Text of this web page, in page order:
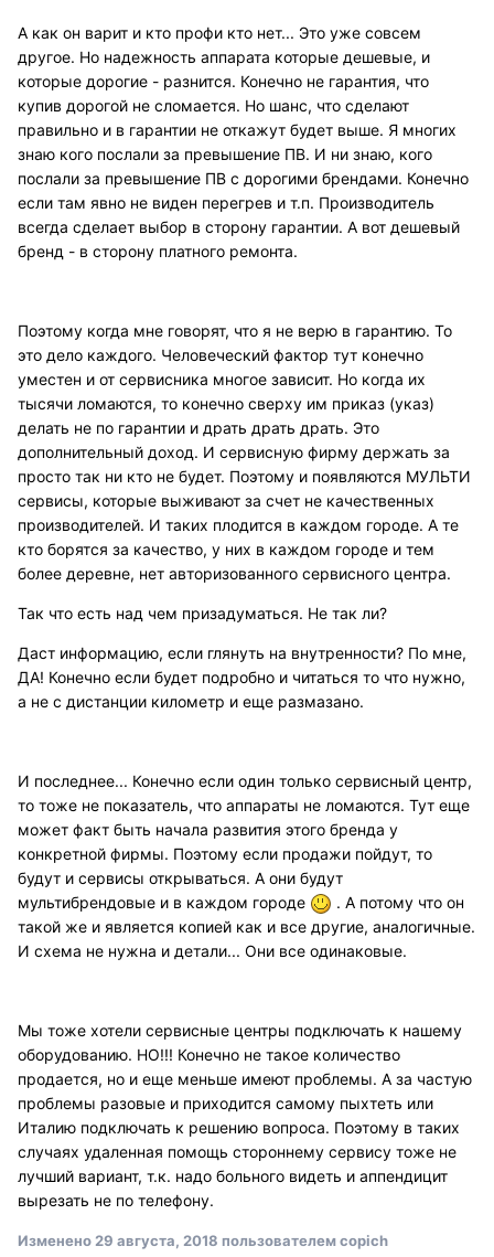
А как он варит и кто профи кто нет... Это уже совсем
другое. Но надежность аппарата которые дешевые, и
которые дорогие - разнится. Конечно не гарантия, что
купив дорогой не сломается. Но шанс, что сделают
правильно и в гарантии не откажут будет выше. Я многих
знаю кого послали за превышение ПВ. И ни знаю, кого
послали за превышение ПВ с дорогими брендами. Конечно
если там явно не виден перегрев и т.п. Производитель
всегда сделает выбор в сторону гарантии. А вот дешевый
бренд - в сторону платного ремонта.
Поэтому когда мне говорят, что я не верю в гарантию. То
это дело каждого. Человеческий фактор тут конечно
уместен и от сервисника многое зависит. Но когда их
тысячи ломаются, то конечно сверху им приказ (указ)
делать не по гарантии и драть драть драть. Это
дополнительный доход. И сервисную фирму держать за
просто так ни кто не будет. Поэтому и появляются МУЛЬТИ
сервисы, которые выживают за счет не качественных
производителей. И таких плодится в каждом городе. А те
кто борятся за качество, у них в каждом городе и тем
более деревне, нет авторизованного сервисного центра.
Так что есть над чем призадуматься. Не так ли?
Даст информацию, если глянуть на внутренности? По мне,
ДА! Конечно если будет подробно и читаться то что нужно,
а не с дистанции километр и еще размазано.
И последнее... Конечно если один только сервисный центр,
то тоже не показатель, что аппараты не ломаются. Тут еще
может факт быть начала развития этого бренда у
конкретной фирмы. Поэтому если продажи пойдут, то
будут и сервисы открываться. А они будут
мультибрендовые и в каждом городе
. А потому что он
такой же и является копией как и все другие, аналогичные.
И схема не нужна и детали... Они все одинаковые.
Мы тоже хотели сервисные центры подключать к нашему
оборудованию. НО!!! Конечно не такое количество
продается, но и еще меньше имеют проблемы. А за частую
проблемы разовые и приходится самому пыхтеть или
Италию подключать к решению вопроса. Поэтому в таких
случаях удаленная помощь стороннему сервису тоже не
лучший вариант, т.к. надо больного видеть и аппендицит
вырезать не по телефону.
Изменено 29 августа, 2018 пользователем copich